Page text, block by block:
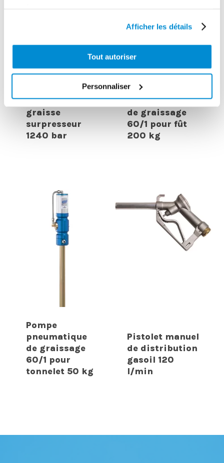
Afficher les détails
Tout autoriser
Personnaliser
Poignée
graisse
surpresseur
1240 bar
Pompe
pneumatique
de graissage
60/1 pour fût
200 kg
Pompe
pneumatique
de graissage
60/1 pour
tonnelet 50 kg
Pistolet manuel
de distribution
gasoil 120
l/min